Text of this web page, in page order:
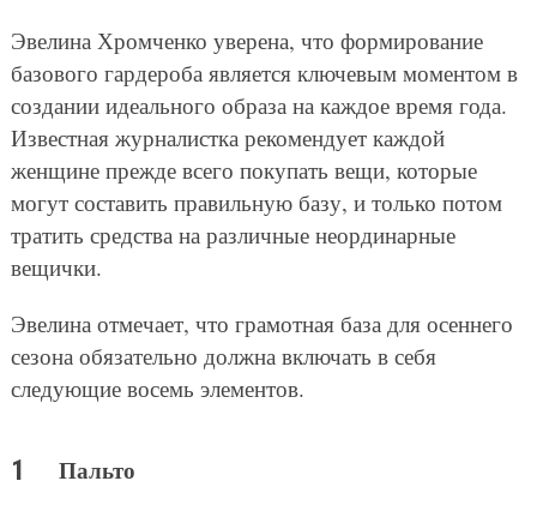
Эвелина Хромченко уверена, что формирование
базового гардероба является ключевым моментом в
создании идеального образа на каждое время года.
Известная журналистка рекомендует каждой
женщине прежде всего покупать вещи, которые
могут составить правильную базу, и только потом
тратить средства на различные неординарные
вещички.
Эвелина отмечает, что грамотная база для осеннего
сезона обязательно должна включать в себя
следующие восемь элементов.
Пальто